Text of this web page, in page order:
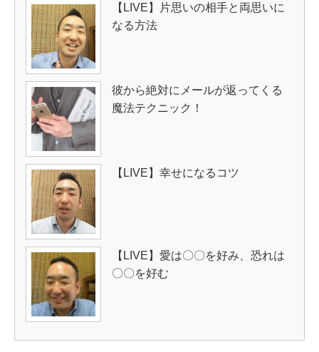
【LIVE】片思いの相手と両思いに
なる方法
彼から絶対にメールが返ってくる
魔法テクニック！
【LIVE】幸せになるコツ
【LIVE】愛は〇〇を好み、恐れは
〇〇を好む